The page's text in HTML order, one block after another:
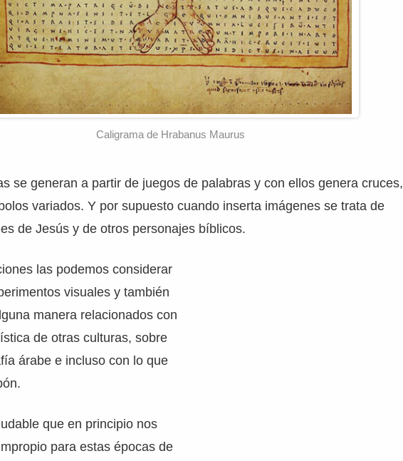
Caligrama de Hrabanus Maurus
se generan a partir de juegos de palabras y con ellos genera cruces,
variados. Y por supuesto cuando inserta imágenes se trata de
de Jesús y de otros personajes bíblicos.
las podemos considerar
visuales y también
manera relacionados con
de otras culturas, sobre
árabe e incluso con lo que
que en principio nos
para estas épocas de